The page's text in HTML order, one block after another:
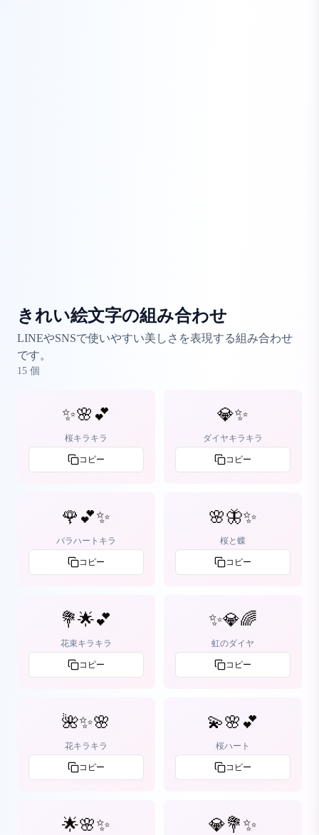
きれい絵文字の組み合わせ
LINEやSNSで使いやすい美しさを表現する組み合わせ
です。
15 個
✨🌸💕
桜キラキラ
コピー
💎✨
ダイヤキラキラ
コピー
🌹💕✨
バラハートキラ
コピー
🌸🦋✨
桜と蝶
コピー
💐🌟💕
花束キラキラ
コピー
✨💎🌈
虹のダイヤ
コピー
🌺✨🌸
花キラキラ
コピー
💫🌸💕
桜ハート
コピー
🌟🌸✨ 💎💐✨